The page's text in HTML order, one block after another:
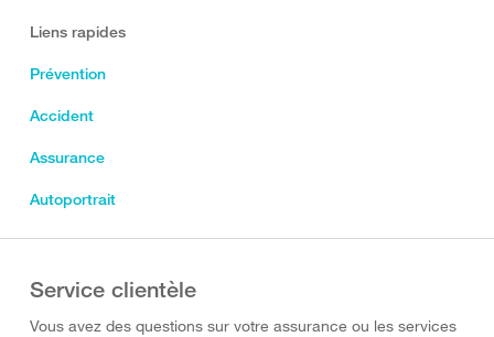
Liens rapides
Prévention
Accident
Assurance
Autoportrait
Service clientèle
Vous avez des questions sur votre assurance ou les services